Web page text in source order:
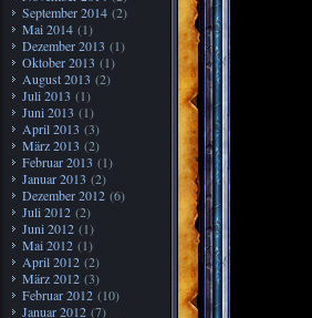
September 2014 (2)
Mai 2014 (1)
Dezember 2013 (1)
Oktober 2013 (1)
August 2013 (2)
Juli 2013 (1)
Juni 2013 (1)
April 2013 (3)
März 2013 (2)
Februar 2013 (1)
Januar 2013 (2)
Dezember 2012 (6)
Juli 2012 (2)
Juni 2012 (1)
Mai 2012 (1)
April 2012 (2)
März 2012 (3)
Februar 2012 (10)
Januar 2012 (7)